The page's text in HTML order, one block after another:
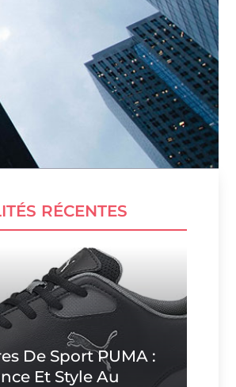
RÉCENTES
De Sport PUMA :
Et Style Au